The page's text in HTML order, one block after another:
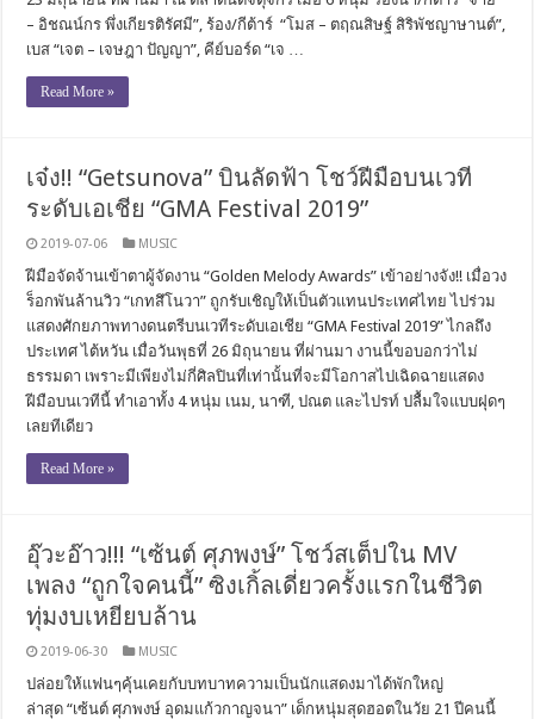
– อิชณน์กร พึ่งเกียรติรัศมี”, ร้อง/กีต้าร์ “โมส – ตฤณสิษฐ์ สิริพัชญาษานต์”,
เบส “เจต – เจษฎา ปัญญา”, คีย์บอร์ด “เจ …
Read More »
เจ๋ง!! “Getsunova” บินลัดฟ้า โชว์ฝีมือบนเวที
ระดับเอเชีย “GMA Festival 2019”
2019-07-06 MUSIC
ฝีมือจัดจ้านเข้าตาผู้จัดงาน “Golden Melody Awards” เข้าอย่างจัง!! เมื่อวง
ร็อกพันล้านวิว “เกทสึโนวา” ถูกรับเชิญให้เป็นตัวแทนประเทศไทย ไปร่วม
แสดงศักยภาพทางดนตรีบนเวทีระดับเอเชีย “GMA Festival 2019” ไกลถึง
ประเทศ ไต้หวัน เมื่อวันพุธที่ 26 มิถุนายน ที่ผ่านมา งานนี้ขอบอกว่าไม่
ธรรมดา เพราะมีเพียงไม่กี่ศิลปินที่เท่านั้นที่จะมีโอกาสไปเฉิดฉายแสดง
ฝีมือบนเวทีนี้ ทำเอาทั้ง 4 หนุ่ม เนม, นาฑี, ปณต และไปรท์ ปลื้มใจแบบฝุดๆ
เลยทีเดียว
Read More »
อุ๊วะอ๊าว!!! “เซ้นต์ ศุภพงษ์” โชว์สเต็ปใน MV
เพลง “ถูกใจคนนี้” ซิงเกิ้ลเดี่ยวครั้งแรกในชีวิต
ทุ่มงบเหยียบล้าน
2019-06-30 MUSIC
ปล่อยให้แฟนๆคุ้นเคยกับบทบาทความเป็นนักแสดงมาได้พักใหญ่
ล่าสุด “เซ้นต์ ศุภพงษ์ อุดมแก้วกาญจนา” เด็กหนุ่มสุดฮอตในวัย 21 ปีคนนี้